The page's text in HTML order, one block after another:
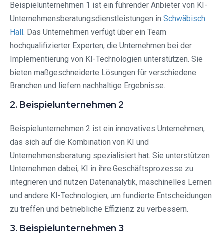
Beispielunternehmen 1 ist ein führender Anbieter von KI-
Unternehmensberatungsdienstleistungen in Schwäbisch
Hall. Das Unternehmen verfügt über ein Team
hochqualifizierter Experten, die Unternehmen bei der
Implementierung von KI-Technologien unterstützen. Sie
bieten maßgeschneiderte Lösungen für verschiedene
Branchen und liefern nachhaltige Ergebnisse.
2. Beispielunternehmen 2
Beispielunternehmen 2 ist ein innovatives Unternehmen,
das sich auf die Kombination von KI und
Unternehmensberatung spezialisiert hat. Sie unterstützen
Unternehmen dabei, KI in ihre Geschäftsprozesse zu
integrieren und nutzen Datenanalytik, maschinelles Lernen
und andere KI-Technologien, um fundierte Entscheidungen
zu treffen und betriebliche Effizienz zu verbessern.
3. Beispielunternehmen 3